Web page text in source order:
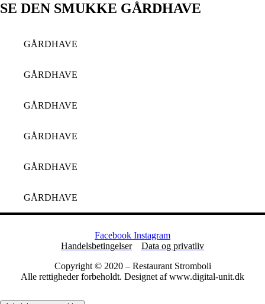
SE DEN SMUKKE GÅRDHAVE
GÅRDHAVE
GÅRDHAVE
GÅRDHAVE
GÅRDHAVE
GÅRDHAVE
GÅRDHAVE
Facebook Instagram
Handelsbetingelser
Data og privatliv
Copyright © 2020 – Restaurant Stromboli
Alle rettigheder forbeholdt. Designet af www.digital-unit.dk